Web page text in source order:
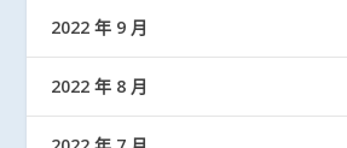
2022 年 9 月
2022 年 8 月